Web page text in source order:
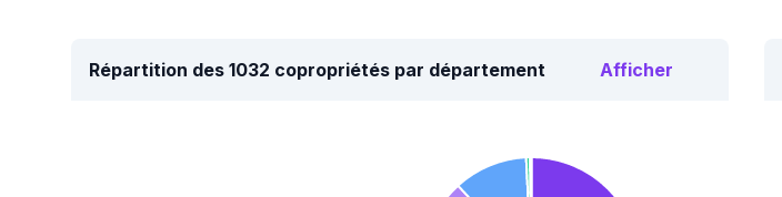
Répartition des 1032 copropriétés par département Afficher